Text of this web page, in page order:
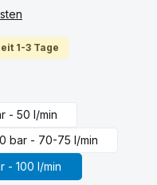
1-3 Tage
- 50 l/min
bar - 70-75 l/min
- 100 l/min